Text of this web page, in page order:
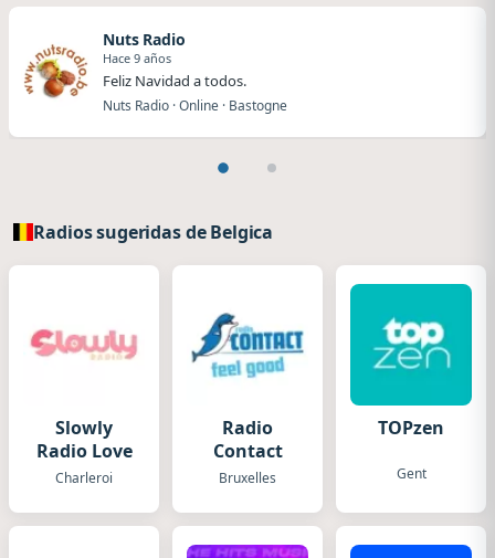
Nuts Radio
Hace 9 años
Feliz Navidad a todos.
Nuts Radio · Online · Bastogne
Radios sugeridas de Belgica
Slowly
Radio Love
Charleroi
Radio
Contact
Bruxelles
TOPzen
Gent